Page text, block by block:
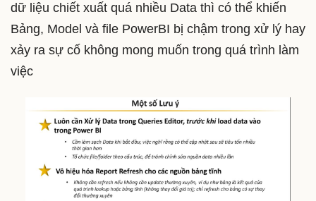
dữ liệu chiết xuất quá nhiều Data thì có thể khiến
Bảng, Model và file PowerBI bị chậm trong xử lý hay
xảy ra sự cố không mong muốn trong quá trình làm
việc